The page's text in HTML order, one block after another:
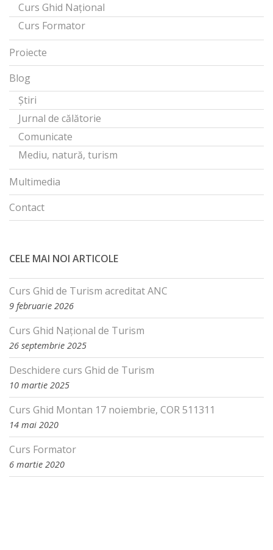
Curs Ghid Național
Curs Formator
Proiecte
Blog
Știri
Jurnal de călătorie
Comunicate
Mediu, natură, turism
Multimedia
Contact
CELE MAI NOI ARTICOLE
Curs Ghid de Turism acreditat ANC
9 februarie 2026
Curs Ghid Național de Turism
26 septembrie 2025
Deschidere curs Ghid de Turism
10 martie 2025
Curs Ghid Montan 17 noiembrie, COR 511311
14 mai 2020
Curs Formator
6 martie 2020